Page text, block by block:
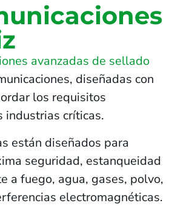
avanzadas de sellado
diseñadas con
los requisitos
industrias críticas.
están diseñados para
seguridad, estanqueidad
a fuego, agua, gases, polvo,
electromagnéticas.